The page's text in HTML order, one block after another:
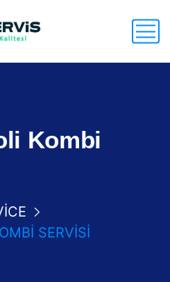
Kombi
SERVISI